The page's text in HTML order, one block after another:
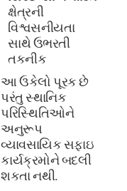
ક્ષેત્રની
વિશ્વસનીયતા
સાથે ઉભરતી
તકનીક
આ ઉકેલો પૂરક છે
પરંતુ સ્થાનિક
પરિસ્થિતિઓને
અનુરૂપ
વ્યાવસાયિક સફાઇ
કાર્યક્રમોને બદલી
શકતા નથી.